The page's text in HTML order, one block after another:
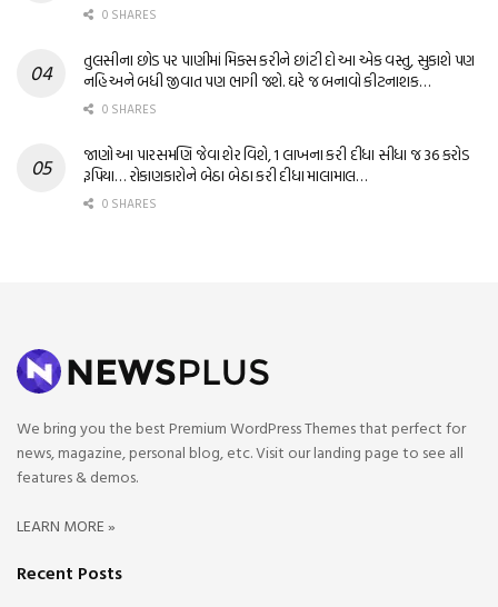
0 SHARES
તુલસીના છોડ પર પાણીમાં મિક્સ કરીને છાંટી દો આ એક વસ્તુ, સુકાશે પણ
નહિ અને બધી જીવાત પણ ભાગી જશે. ઘરે જ બનાવો કીટનાશક…
0 SHARES
જાણો આ પારસમણિ જેવા શેર વિશે, 1 લાખના કરી દીધા સીધા જ 36 કરોડ
રૂપિયા… રોકાણકારોને બેઠા બેઠા કરી દીધા માલામાલ…
0 SHARES
We bring you the best Premium WordPress Themes that perfect for
news, magazine, personal blog, etc. Visit our landing page to see all
features & demos.
LEARN MORE »
Recent Posts